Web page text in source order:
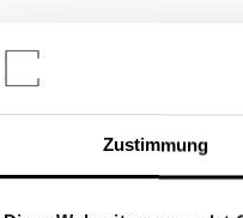
Zustimmung